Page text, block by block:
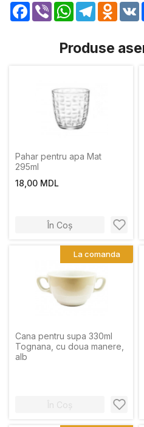
Facebook
Viber WhatsApp
Telegram
Produse
Pahar pentru apa Mat
295ml
18,00 MDL
În Coș
Cana pentru supa 330ml
Tognana, cu doua manere,
alb
În Coș
La comanda